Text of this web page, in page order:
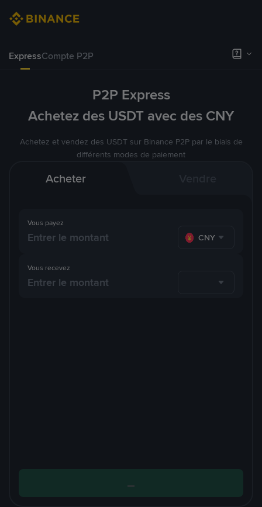
ExpressCompte P2P
P2P Express
Achetez des USDT avec des CNY
Achetez et vendez des USDT sur Binance P2P par le biais de
différents modes de paiement
Acheter
Vous payez
CNY
Vous recevez